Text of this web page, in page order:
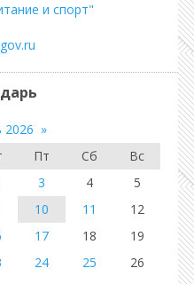
и спорт"
2026 »
Пт Сб
Вс
3 4
5
10 11
12
17 18
19
24 25
26